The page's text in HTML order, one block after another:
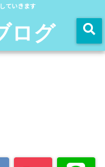
ていきます
ログ